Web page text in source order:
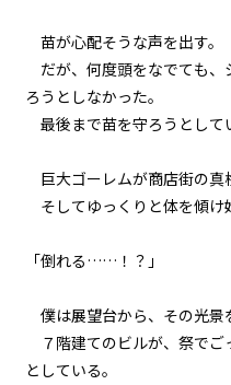
苗が心配そうな声を出す。
だが、何度頭をなでても、
ろうとしなかった。
最後まで苗を守ろうとして
巨大ゴーレムが商店街の真
そして――ゆっくりと体を傾け
「倒れる……！？」
僕は展望台から、その光景
７階建てのビルが、祭でご
としている。